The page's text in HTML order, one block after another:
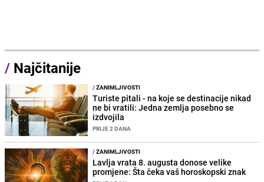
/ Najčitanije
/ZANIMLJIVOSTI
Turiste pitali - na koje se destinacije nikad
ne bi vratili: Jedna zemlja posebno se
izdvojila
PRIJE 2 DANA
/ZANIMLJIVOSTI
Lavlja vrata 8. augusta donose velike
promjene: Šta čeka vaš horoskopski znak